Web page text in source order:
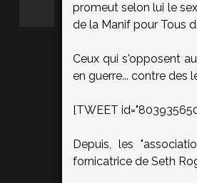
promeut selon lui le
de la Manif pour Tous
Ceux qui s'opposent
en guerre... contre des
Depuis, les
fornicatrice de Seth